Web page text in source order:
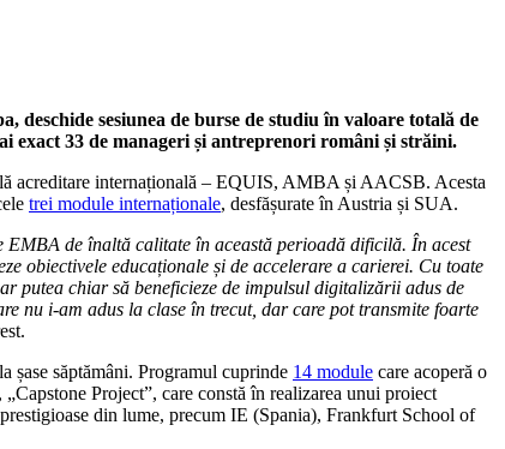
deschide sesiunea de burse de studiu în valoare totală de
exact 33 de manageri și antreprenori români și străini.
acreditare internațională – EQUIS, AMBA și AACSB. Acesta
trei module internaționale, desfășurate în Austria și SUA.
EMBA de înaltă calitate în această perioadă dificilă. În acest
obiectivele educaționale și de accelerare a carierei. Cu toate
putea chiar să beneficieze de impulsul digitalizării adus de
nu i-am adus la clase în trecut, dar care pot transmite foarte
șase săptămâni. Programul cuprinde 14 module care acoperă o
Project”, care constă în realizarea unui proiect
din lume, precum IE (Spania), Frankfurt School of